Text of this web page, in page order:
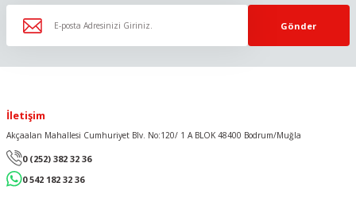
Gönder
İletişim
Akçaalan Mahallesi Cumhuriyet Blv. No:120/ 1 A BLOK 48400 Bodrum/Muğla
0 (252) 382 32 36
0 542 182 32 36